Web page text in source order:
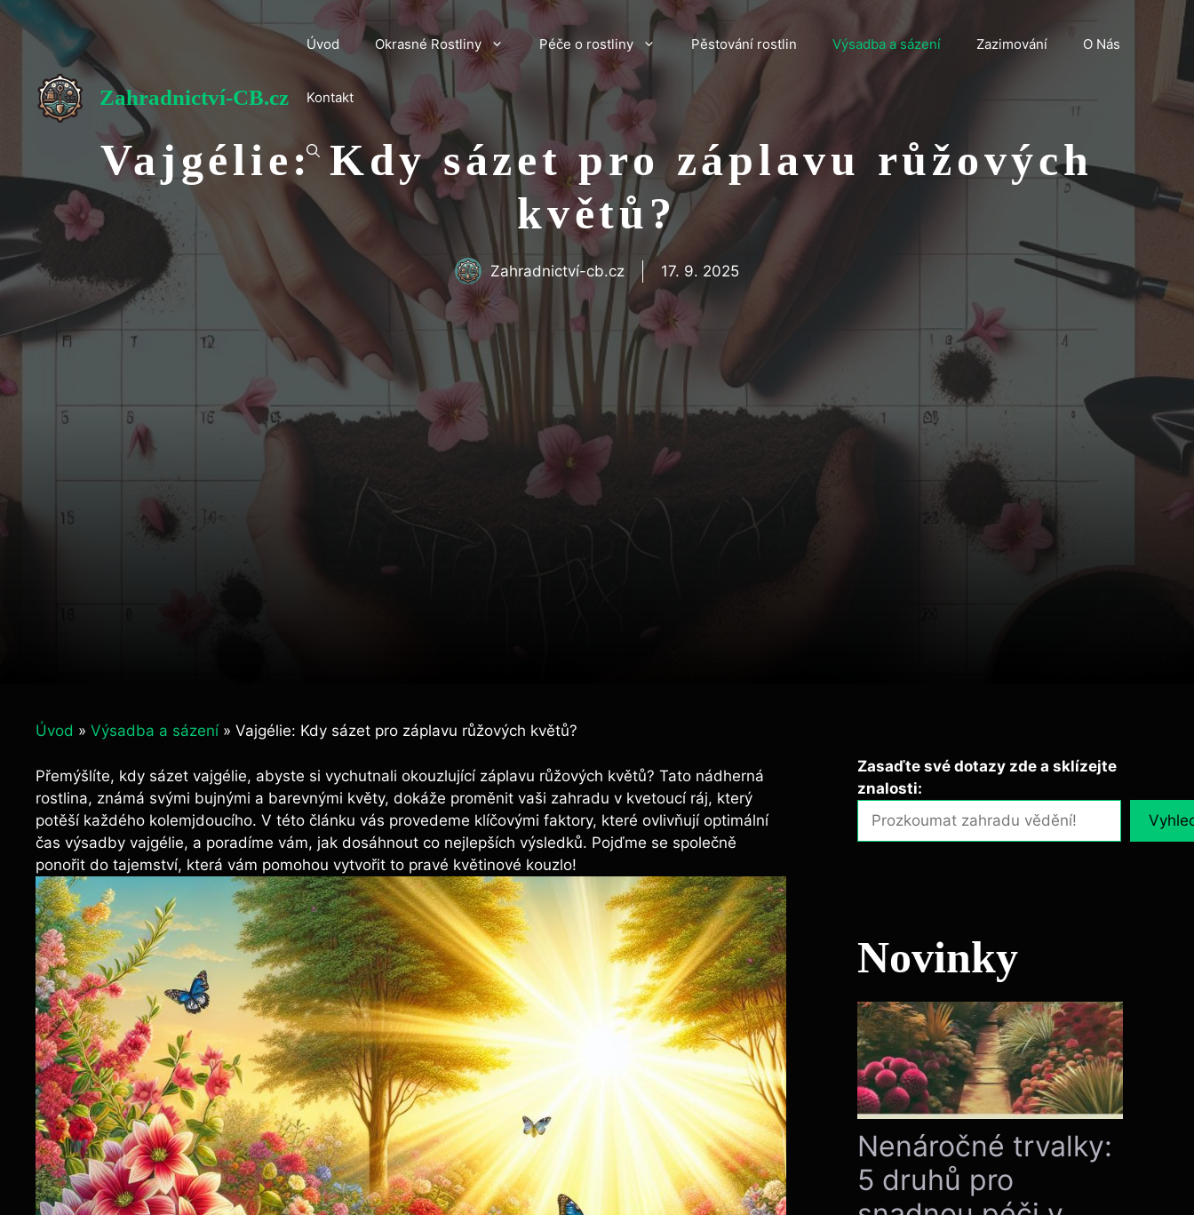
Přeskočit
Zahradnictví-CB.cz
Úvod Okrasné Rostliny Péče o rostliny Pěstování rostlin Výsadba a sázení Zazimování O Nás
Kontakt
Vajgélie: Kdy sázet pro záplavu růžových
květů?
Zahradnictví-cb.cz 17. 9. 2025
Úvod » Výsadba a sázení » Vajgélie: Kdy sázet pro záplavu růžových květů?
Přemýšlíte, kdy sázet vajgélie, abyste si vychutnali okouzlující záplavu růžových květů? Tato nádherná
rostlina, známá svými bujnými a barevnými květy, dokáže proměnit vaši zahradu v kvetoucí ráj, který
potěší každého kolemjdoucího. V této článku vás provedeme klíčovými faktory, které ovlivňují optimální
čas výsadby vajgélie, a poradíme vám, jak dosáhnout co nejlepších výsledků. Pojďme se společně
ponořit do tajemství, která vám pomohou vytvořit to pravé květinové kouzlo!
Zasaďte své dotazy zde a sklízejte
znalosti:
Novinky
Nenáročné trvalky:
5 druhů pro